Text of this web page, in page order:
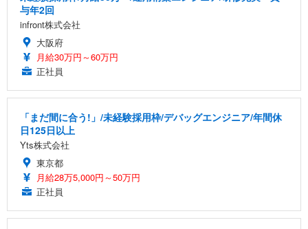
与年2回
infront株式会社
大阪府
月給30万円～60万円
正社員
「まだ間に合う!」/未経験採用枠/デバッグエンジニア/年間休
日125日以上
Yts株式会社
東京都
月給28万5,000円～50万円
正社員